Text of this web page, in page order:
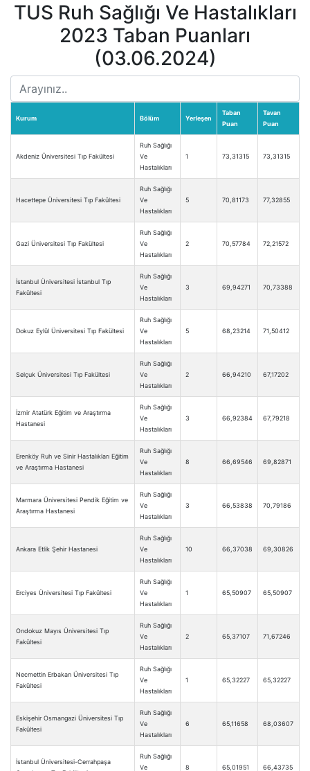
TUS Ruh Sağlığı Ve Hastalıkları
2023 Taban Puanları
(03.06.2024)
Kurum Bölüm Yerleşen
Taban
Puan
Tavan
Puan
Akdeniz Üniversitesi Tıp Fakültesi
Ruh Sağlığı
Ve
Hastalıkları
1 73,31315 73,31315
Hacettepe Üniversitesi Tıp Fakültesi
Ruh Sağlığı
Ve
Hastalıkları
5 70,81173 77,32855
Gazi Üniversitesi Tıp Fakültesi
Ruh Sağlığı
Ve
Hastalıkları
2 70,57784 72,21572
İstanbul Üniversitesi İstanbul Tıp
Fakültesi
Ruh Sağlığı
Ve
Hastalıkları
3 69,94271 70,73388
Dokuz Eylül Üniversitesi Tıp Fakültesi
Ruh Sağlığı
Ve
Hastalıkları
5 68,23214 71,50412
Selçuk Üniversitesi Tıp Fakültesi
Ruh Sağlığı
Ve
Hastalıkları
2 66,94210 67,17202
İzmir Atatürk Eğitim ve Araştırma
Hastanesi
Ruh Sağlığı
Ve
Hastalıkları
3 66,92384 67,79218
Erenköy Ruh ve Sinir Hastalıkları Eğitim
ve Araştırma Hastanesi
Ruh Sağlığı
Ve
Hastalıkları
8 66,69546 69,82871
Marmara Üniversitesi Pendik Eğitim ve
Araştırma Hastanesi
Ruh Sağlığı
Ve
Hastalıkları
3 66,53838 70,79186
Ankara Etlik Şehir Hastanesi
Ruh Sağlığı
Ve
Hastalıkları
10 66,37038 69,30826
Erciyes Üniversitesi Tıp Fakültesi
Ruh Sağlığı
Ve
Hastalıkları
1 65,50907 65,50907
Ondokuz Mayıs Üniversitesi Tıp
Fakültesi
Ruh Sağlığı
Ve
Hastalıkları
2 65,37107 71,67246
Necmettin Erbakan Üniversitesi Tıp
Fakültesi
Ruh Sağlığı
Ve
Hastalıkları
1 65,32227 65,32227
Eskişehir Osmangazi Üniversitesi Tıp
Fakültesi
Ruh Sağlığı
Ve
Hastalıkları
6 65,11658 68,03607
İstanbul Üniversitesi-Cerrahpaşa
Ruh Sağlığı
Ve
8 65,01951 66,43735